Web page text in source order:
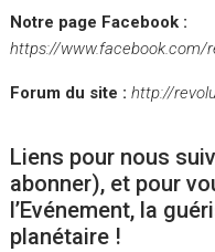
Notre page Facebook :
https://www.facebook.com/
Forum du site : http://
Liens pour nous
abonner), et pour
l’Evénement, la
planétaire !